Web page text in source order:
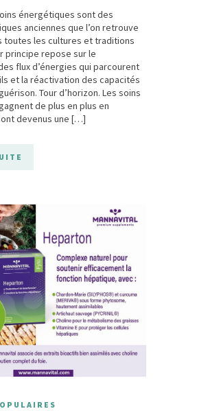
énergétiques sont des
anciennes que l’on retrouve
toutes les cultures et traditions
principe repose sur le
flux d’énergies qui parcourent
et la réactivation des capacités
Tour d’horizon. Les soins
de plus en plus en
devenus une […]